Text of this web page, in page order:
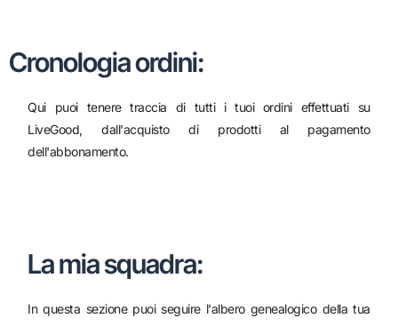
Cronologia ordini:
Qui puoi tenere traccia di tutti i tuoi ordini effettuati su
LiveGood, dall'acquisto di prodotti al pagamento
dell'abbonamento.
La mia squadra:
In questa sezione puoi seguire l'albero genealogico della tua